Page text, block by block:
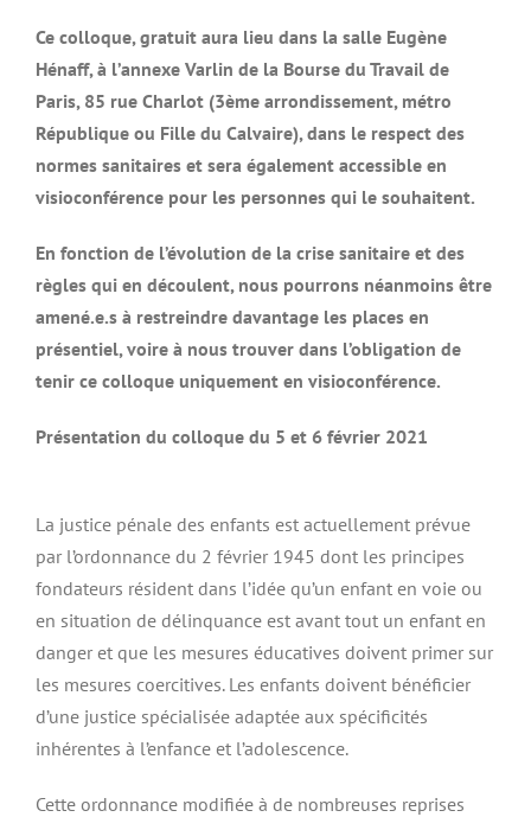
Ce colloque, gratuit aura lieu dans la salle Eugène
Hénaff, à l’annexe Varlin de la Bourse du Travail de
Paris, 85 rue Charlot (3ème arrondissement, métro
République ou Fille du Calvaire), dans le respect des
normes sanitaires et sera également accessible en
visioconférence pour les personnes qui le souhaitent.
En fonction de l’évolution de la crise sanitaire et des
règles qui en découlent, nous pourrons néanmoins être
amené.e.s à restreindre davantage les places en
présentiel, voire à nous trouver dans l’obligation de
tenir ce colloque uniquement en visioconférence.
Présentation du colloque du 5 et 6 février 2021
La justice pénale des enfants est actuellement prévue
par l’ordonnance du 2 février 1945 dont les principes
fondateurs résident dans l’idée qu’un enfant en voie ou
en situation de délinquance est avant tout un enfant en
danger et que les mesures éducatives doivent primer sur
les mesures coercitives. Les enfants doivent bénéficier
d’une justice spécialisée adaptée aux spécificités
inhérentes à l’enfance et l’adolescence.
Cette ordonnance modifiée à de nombreuses reprises